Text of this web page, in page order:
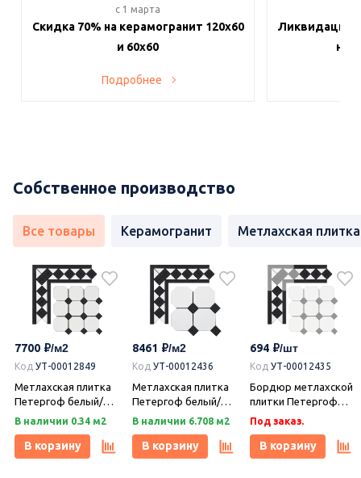
c 1 марта
Скидка 70% на керамогранит 120х60
и 60х60
Подробнее
Ликвидация
на
Собственное производство
Все товары Керамогранит Метлахская плитка
7700
Код УТ-00012849
Метлахская плитка
Петергоф белый/
черный (001/013)
(Керамарк)
В наличии 0.34 м2
В корзину
8461
Код УТ-00012436
Метлахская плитка
Петергоф белый/
черный (001/013)
(Керамарк)
В наличии 6.708 м2
В корзину
694
Код УТ-00012435
Бордюр метлахской
плитки Петергоф
белый/черный
(001/013) 30,9х15,8,
Keramark (Керамарк)
Под заказ.
В корзину